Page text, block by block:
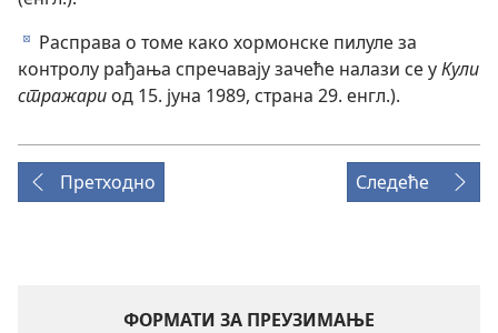
d Расправа о томе како хормонске пилуле за
контролу рађања спречавају зачеће налази се уКули
стражариод 15. јуна 1989, страна 29. енгл.).
Претходно Следеће
ФОРМАТИ ЗА ПРЕУЗИМАЊЕ